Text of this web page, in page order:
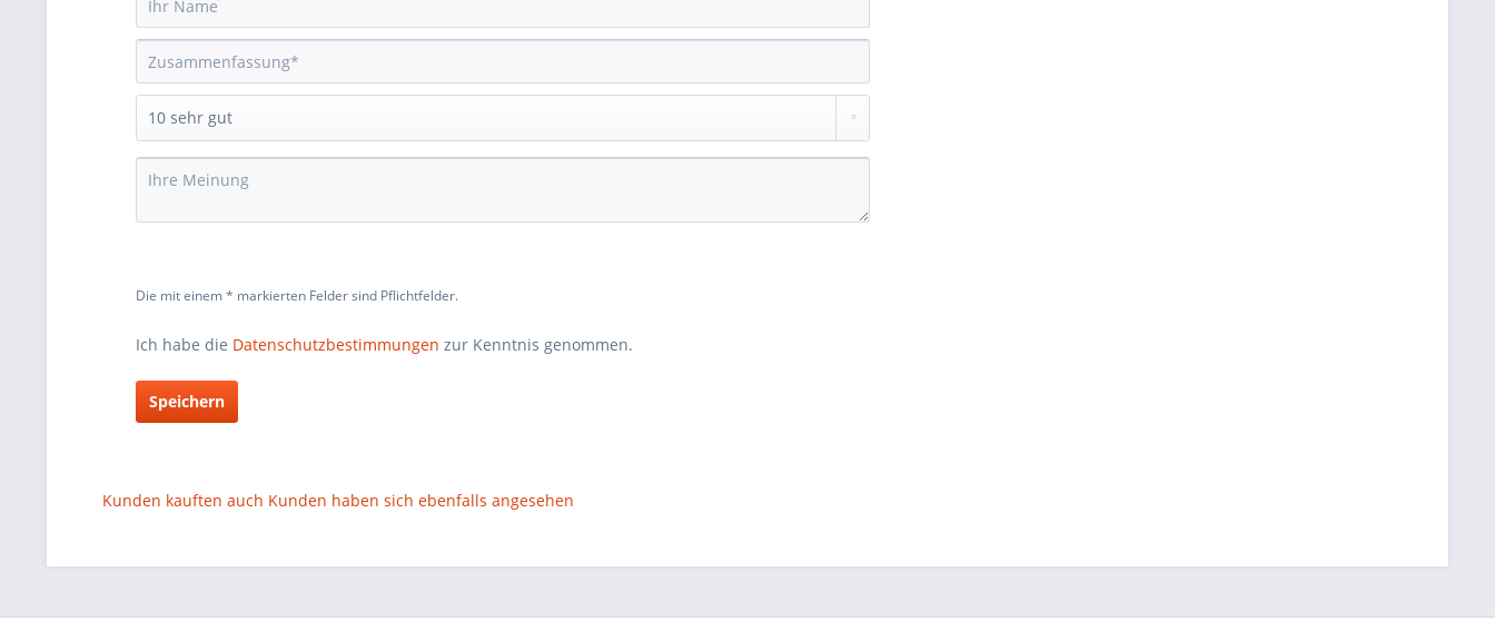
Die mit einem * markierten Felder sind Pflichtfelder.
Ich habe die Datenschutzbestimmungen zur Kenntnis genommen.
Speichern
Kunden kauften auch Kunden haben sich ebenfalls angesehen